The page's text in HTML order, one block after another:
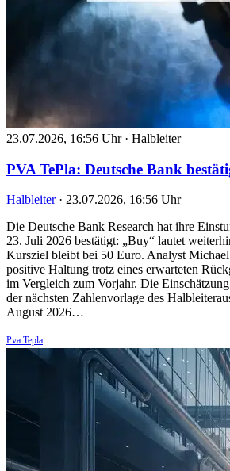
23.07.2026, 16:56 Uhr · Halbleiter
PVA TePla: Deutsche Bank
Halbleiter · 23.07.2026, 16:56 Uhr
Die Deutsche Bank Research hat ihre
23. Juli 2026 bestätigt: „Buy“ lautet
Kursziel bleibt bei 50 Euro. Analyst
positive Haltung trotz eines erwarteten
im Vergleich zum Vorjahr. Die
der nächsten Zahlenvorlage des
August 2026…
Pva Tepla